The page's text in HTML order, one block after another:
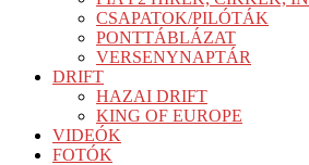
CSAPATOK/PILÓTÁK
PONTTÁBLÁZAT
VERSENYNAPTÁR
DRIFT
HAZAI DRIFT
KING OF EUROPE
VIDEÓK
FOTÓK